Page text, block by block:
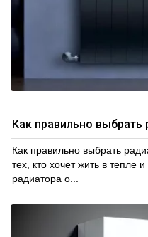
Как правильно выбрать
Как правильно выбрать
тех, кто хочет жить в тепле
радиатора о...